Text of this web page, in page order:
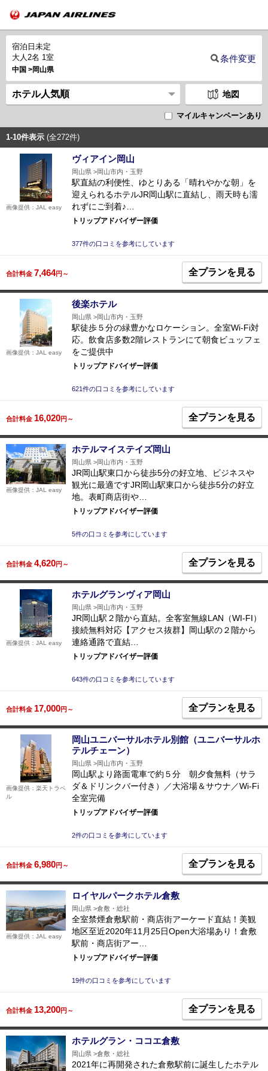
宿泊日未定
大人2名 1室
中国 岡山県
条件変更
地図
マイルキャンペーンあり
1-10件表示 (全272件)
ヴィアイン岡山
岡山県 岡山市内・玉野
駅直結の利便性、ゆとりある「晴れやかな朝」を
迎えられるホテルJR岡山駅に直結し、雨天時も濡
れずにご到着♪…
トリップアドバイザー評価
377件の口コミを参考にしています
画像提供：JAL easy
合計料金 7,464円～ 全プランを見る
後楽ホテル
岡山県 岡山市内・玉野
駅徒歩５分の緑豊かなロケーション。全室Wi-Fi対
応。飲食店多数2階レストランにて朝食ビュッフェ
をご提供中
トリップアドバイザー評価
621件の口コミを参考にしています
画像提供：JAL easy
合計料金 16,020円～ 全プランを見る
ホテルマイステイズ岡山
岡山県 岡山市内・玉野
JR岡山駅東口から徒歩5分の好立地、ビジネスや
観光に最適ですJR岡山駅東口から徒歩5分の好立
地。表町商店街や…
トリップアドバイザー評価
5件の口コミを参考にしています
画像提供：JAL easy
合計料金 4,620円～ 全プランを見る
ホテルグランヴィア岡山
岡山県 岡山市内・玉野
JR岡山駅２階から直結。全客室無線LAN（WI-FI）
接続無料対応【アクセス抜群】岡山駅の２階から
連絡通路で直結…
トリップアドバイザー評価
643件の口コミを参考にしています
画像提供：JAL easy
合計料金 17,000円～ 全プランを見る
岡山ユニバーサルホテル別館（ユニバーサルホ
テルチェーン）
岡山県 岡山市内・玉野
岡山駅より路面電車で約５分 朝夕食無料（サラ
ダ＆ドリンクバー付き）／大浴場＆サウナ／Wi-Fi
全室完備
トリップアドバイザー評価
2件の口コミを参考にしています
画像提供：楽天トラベ
ル
合計料金 6,980円～ 全プランを見る
ロイヤルパークホテル倉敷
岡山県 倉敷・総社
全室禁煙倉敷駅前・商店街アーケード直結！美観
地区至近2020年11月25日Open大浴場あり！倉敷
駅前・商店街アー…
トリップアドバイザー評価
19件の口コミを参考にしています
画像提供：JAL easy
合計料金 13,200円～ 全プランを見る
ホテルグラン・ココエ倉敷
岡山県 倉敷・総社
2021年に再開発された倉敷駅前に誕生したホテル